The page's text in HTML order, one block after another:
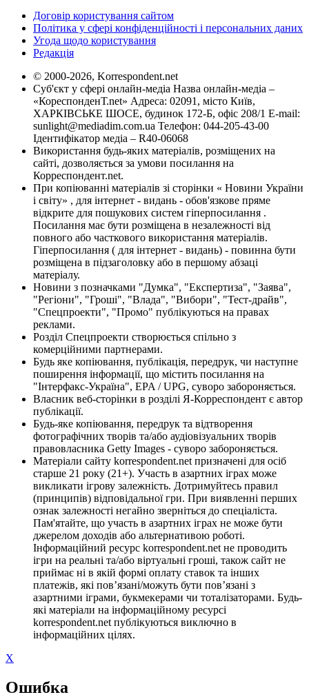
Договір користування сайтом
Політика у сфері конфіденційності і персональних даних
Угода щодо користування
Редакція
© 2000-2026, Korrespondent.net
Суб'єкт у сфері онлайн-медіа Назва онлайн-медіа –
«КореспонденТ.net» Адреса: 02091, місто Київ,
ХАРКІВСЬКЕ ШОСЕ, будинок 172-Б, офіс 208/1 E-mail:
sunlight@mediadim.com.ua Телефон: 044-205-43-00
Ідентифікатор медіа – R40-06068
Використання будь-яких матеріалів, розміщених на
сайті, дозволяється за умови посилання на
Корреспондент.net.
При копіюванні матеріалів зі сторінки « Новини України
і світу» , для інтернет - видань - обов'язкове пряме
відкрите для пошукових систем гіперпосилання .
Посилання має бути розміщена в незалежності від
повного або часткового використання матеріалів.
Гіперпосилання ( для інтернет - видань) - повинна бути
розміщена в підзаголовку або в першому абзаці
матеріалу.
Новини з позначками "Думка", "Експертиза", "Заява",
"Регіони", "Гроші", "Влада", "Вибори", "Тест-драйв",
"Спецпроекти", "Промо" публікуються на правах
реклами.
Розділ Спецпроекти створюється спільно з
комерційними партнерами.
Будь яке копіювання, публікація, передрук, чи наступне
поширення інформації, що містить посилання на
"Інтерфакс-Україна", EPA / UPG, суворо забороняється.
Власник веб-сторінки в розділі Я-Корреспондент є автор
публікації.
Будь-яке копіювання, передрук та відтворення
фотографічних творів та/або аудіовізуальних творів
правовласника Getty Images - суворо забороняється.
Матеріали сайту korrespondent.net призначені для осіб
старше 21 року (21+). Участь в азартних іграх може
викликати ігрову залежність. Дотримуйтесь правил
(принципів) відповідальної гри. При виявленні перших
ознак залежності негайно зверніться до спеціаліста.
Пам'ятайте, що участь в азартних іграх не може бути
джерелом доходів або альтернативою роботі.
Інформаційний ресурс korrespondent.net не проводить
ігри на реальні та/або віртуальні гроші, також сайт не
приймає ні в якій формі оплату ставок та інших
платежів, які пов’язані/можуть бути пов’язані з
азартними іграми, букмекерами чи тоталізаторами. Будь-
які матеріали на інформаційному ресурсі
korrespondent.net публікуються виключно в
інформаційних цілях.
X
Ошибка